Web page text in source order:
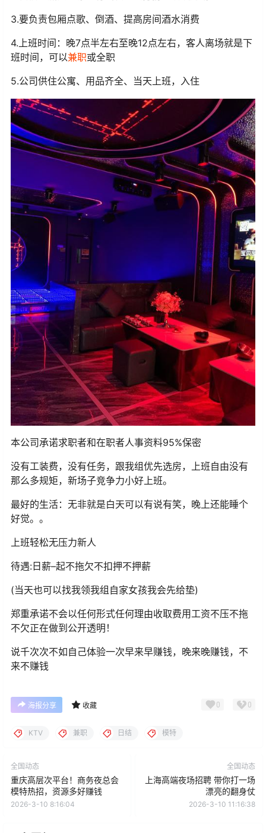
3.要负责包厢点歌、倒酒、提高房间酒水消费
4.上班时间：晚7点半左右至晚12点左右，客人离场就是下
班时间，可以兼职或全职
5.公司供住公寓、用品齐全、当天上班，入住
本公司承诺求职者和在职者人事资料95%保密
没有工装费，没有任务，跟我组优先选房，上班自由没有
那么多规矩，新场子竞争力小好上班。
最好的生活：无非就是白天可以有说有笑，晚上还能睡个
好觉。。
上班轻松无压力新人
待遇:日薪–起不拖欠不扣押不押薪
(当天也可以找我领我组自家女孩我会先给垫)
郑重承诺不会以任何形式任何理由收取费用工资不压不拖
不欠正在做到公开透明！
说千次次不如自己体验一次早来早赚钱，晚来晚赚钱，不
来不赚钱
海报分享 收藏 0 0
KTV 兼职 日结 模特
全国动态
重庆高层次平台！商务夜总会
模特热招，资源多好赚钱
2026-3-10 8:16:04
全国动态
上海高端夜场招聘 带你打一场
漂亮的翻身仗
2026-3-10 11:16:38